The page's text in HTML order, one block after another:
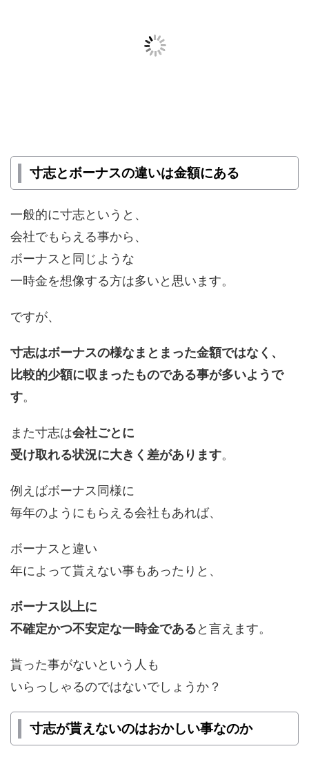
寸志とボーナスの違いは金額にある
一般的に寸志というと、
会社でもらえる事から、
ボーナスと同じような
一時金を想像する方は多いと思います。
ですが、
寸志はボーナスの様なまとまった金額ではなく、
比較的少額に収まったものである事が多いようで
す。
また寸志は会社ごとに
受け取れる状況に大きく差があります。
例えばボーナス同様に
毎年のようにもらえる会社もあれば、
ボーナスと違い
年によって貰えない事もあったりと、
ボーナス以上に
不確定かつ不安定な一時金であると言えます。
貰った事がないという人も
いらっしゃるのではないでしょうか？
寸志が貰えないのはおかしい事なのか